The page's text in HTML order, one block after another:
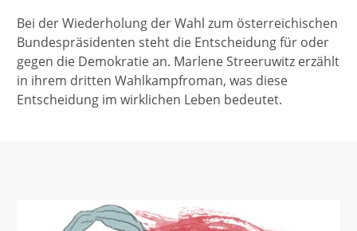
Bei der Wiederholung der Wahl zum österreichischen
Bundespräsidenten steht die Entscheidung für oder
gegen die Demokratie an. Marlene Streeruwitz erzählt
in ihrem dritten Wahlkampfroman, was diese
Entscheidung im wirklichen Leben bedeutet.